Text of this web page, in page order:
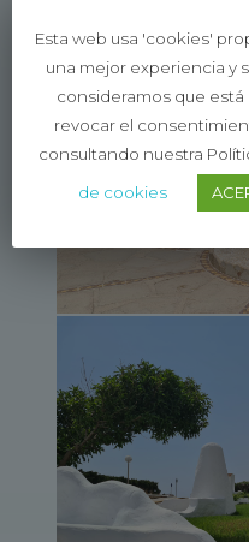
Esta web usa 'cookies'
una mejor experiencia y
consideramos que está
revocar el
consultando nuestra
de cookies